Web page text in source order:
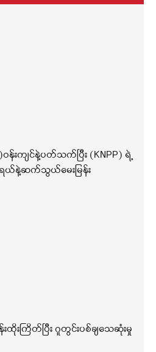
းကျင်နဲ့ပတ်သက်ပြီး (KNPP) ရဲ့
ယ်နဲ့ဆက်သွယ်မေးမြန်း
ထိုးကြိတ်ပြီး ဂူတွင်းပစ်ချသေဆုံးမှု